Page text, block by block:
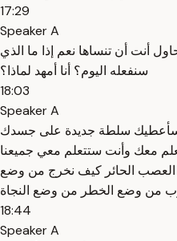
17:29
Speaker A
أنت أن تنساها نعم إذا ما الذي
سنفعله اليوم؟ أنا أمهد لماذا؟
18:03
Speaker A
سأعطيك سلطة جديدة على جسدك
معك وأنت ستتعلم معي جميعنا
العصب الحائر كيف نخرج من وضع
18:44
Speaker A